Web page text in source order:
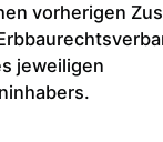
vorherigen
jeweiligen